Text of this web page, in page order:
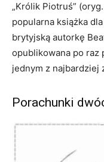
„Królik Piotruś”
popularna książka
brytyjską autorkę
opublikowana po raz
jednym z najbardziej
Porachunki